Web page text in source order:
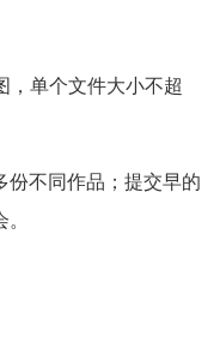
，单个文件大小不超
份不同作品；提交早的